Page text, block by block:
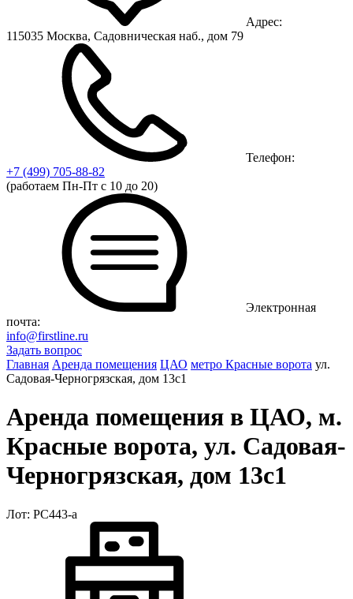
Адрес:
115035 Москва, Садовническая наб., дом 79
Телефон:
+7 (499) 705-88-82
(работаем Пн-Пт с 10 до 20)
Электронная
почта:
info@firstline.ru
Задать вопрос
Главная Аренда помещения ЦАО метро Красные ворота ул.
Садовая-Черногрязская, дом 13с1
Аренда помещения в ЦАО, м.
Красные ворота, ул. Садовая-
Черногрязская, дом 13с1
Лот: РС443-a